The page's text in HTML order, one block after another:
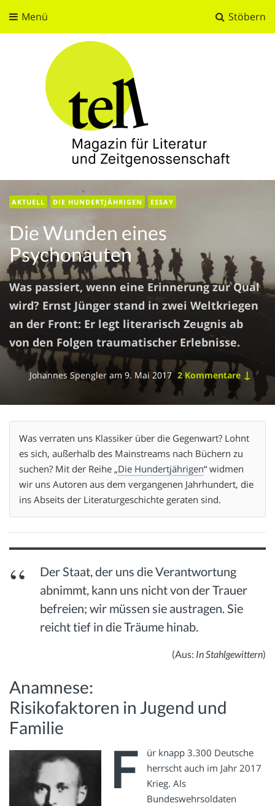
Stöbern
Menü
tell
Magazin für Literatur und Zeitgenossenschaft
AKTUELL DIE HUNDERTJÄHRIGEN ESSAY
Die Wunden eines
Psychonauten
Was passiert, wenn eine Erinnerung zur Qual
wird? Ernst Jünger stand in zwei Weltkriegen
an der Front: Er legt literarisch Zeugnis ab
von den Folgen traumatischer Erlebnisse.
Johannes Spengler am 9. Mai 2017 2 Kommentare ↓
Was verraten uns Klassiker über die Gegenwart? Lohnt
es sich, außerhalb des Mainstreams nach Büchern zu
suchen? Mit der Reihe „Die Hundertjährigen“ widmen
wir uns Autoren aus dem vergangenen Jahrhundert, die
ins Abseits der Literaturgeschichte geraten sind.
Der Staat, der uns die Verantwortung
abnimmt, kann uns nicht von der Trauer
befreien; wir müssen sie austragen. Sie
reicht tief in die Träume hinab.
(Aus: In Stahlgewittern)
Anamnese:
Risikofaktoren in Jugend und
Familie
F
ür knapp 3.300 Deutsche
herrscht auch im Jahr 2017
Krieg. Als
Bundeswehrsoldaten